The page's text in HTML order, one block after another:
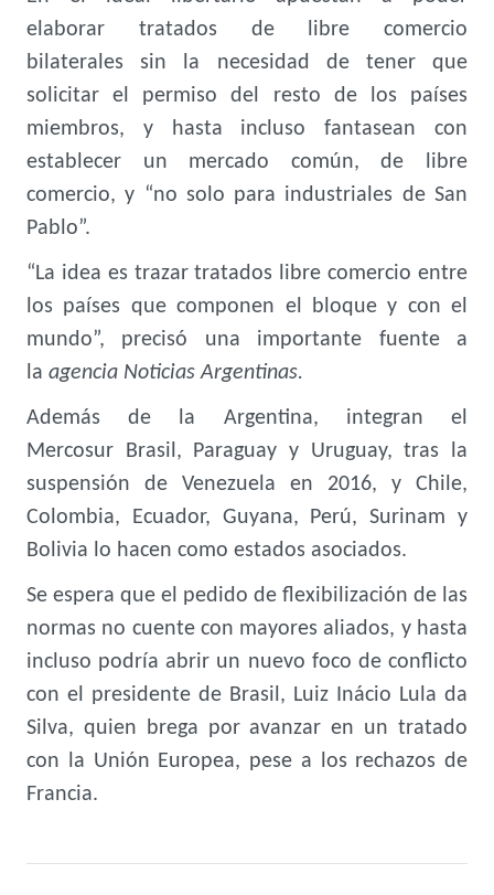
elaborar tratados de libre comercio
bilaterales sin la necesidad de tener que
solicitar el permiso del resto de los países
miembros, y hasta incluso fantasean con
establecer un mercado común, de libre
comercio, y “no solo para industriales de San
Pablo”.
“La idea es trazar tratados libre comercio entre
los países que componen el bloque y con el
mundo”, precisó una importante fuente a
la agencia Noticias Argentinas.
Además de la Argentina, integran el
Mercosur Brasil, Paraguay y Uruguay, tras la
suspensión de Venezuela en 2016, y Chile,
Colombia, Ecuador, Guyana, Perú, Surinam y
Bolivia lo hacen como estados asociados.
Se espera que el pedido de flexibilización de las
normas no cuente con mayores aliados, y hasta
incluso podría abrir un nuevo foco de conflicto
con el presidente de Brasil, Luiz Inácio Lula da
Silva, quien brega por avanzar en un tratado
con la Unión Europea, pese a los rechazos de
Francia.